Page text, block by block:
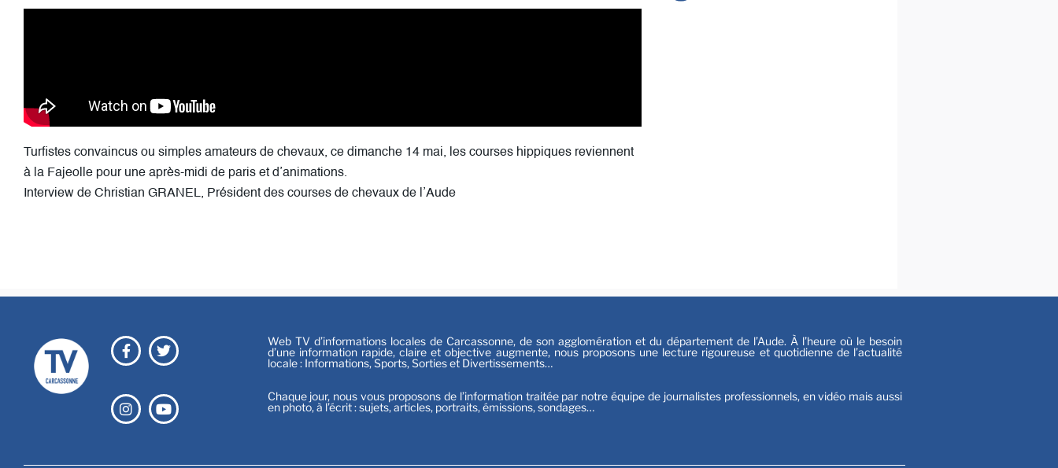
Turfistes convaincus ou simples amateurs de chevaux, ce dimanche 14 mai, les courses hippiques reviennent
à la Fajeolle pour une après-midi de paris et d’animations.
Interview de Christian GRANEL, Président des courses de chevaux de l’Aude
Web TV d’informations locales de Carcassonne, de son agglomération et du département de l’Aude. À l’heure où le besoin
d’une information rapide, claire et objective augmente, nous proposons une lecture rigoureuse et quotidienne de l’actualité
locale : Informations, Sports, Sorties et Divertissements…
Chaque jour, nous vous proposons de l’information traitée par notre équipe de journalistes professionnels, en vidéo mais aussi
en photo, à l’écrit : sujets, articles, portraits, émissions, sondages…